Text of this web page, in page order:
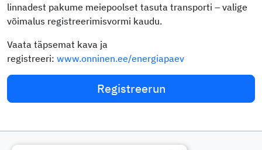
linnadest pakume meiepoolset tasuta transporti – valige
võimalus registreerimisvormi kaudu.
Vaata täpsemat kava ja
registreeri: www.onninen.ee/energiapaev
Registreerun